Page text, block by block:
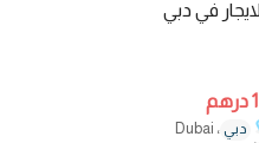
في دبي
دبي ، Dubai